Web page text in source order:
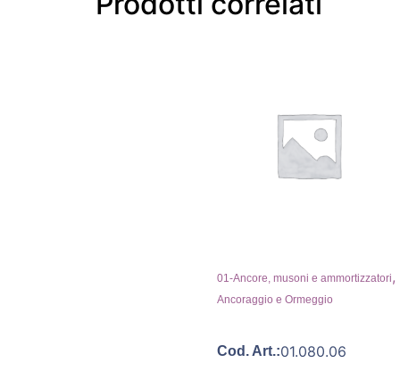
01-Ancore, musoni e ammortizzatori,
Ancoraggio e Ormeggio
Cod. Art.:01.080.06